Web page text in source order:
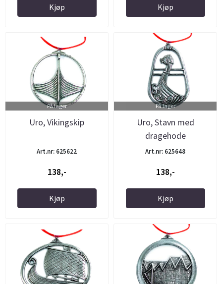
Kjøp Kjøp
På lager
Uro, Vikingskip
Art.nr: 625622
138,-
Kjøp
På lager
Uro, Stavn med
dragehode
Art.nr: 625648
138,-
Kjøp